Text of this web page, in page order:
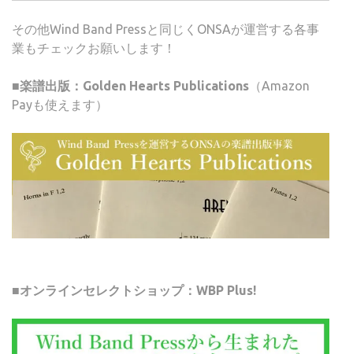
その他Wind Band Pressと同じくONSAが運営する各事
業もチェックお願いします！
■楽譜出版：Golden Hearts Publications （Amazon
Payも使えます）
■オンラインセレクトショップ：WBP Plus!